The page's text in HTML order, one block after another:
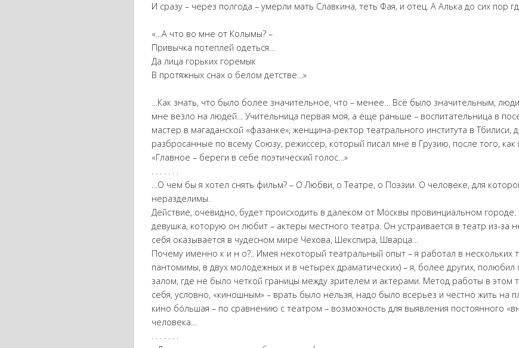
И сразу – через полгода – умерли мать Славкина, тёть Фая, и отец. А Алька до сих пор
«…А что во мне от Колымы? –
Привычка потеплей одеться…
Да лица горьких горемык
В протяжных снах о белом детстве…»
…Как знать, что было более значительное, что – менее… Всё было значительным,
мне везло на людей… Учительница первая моя, а еще раньше – воспитательница в
мастер в магаданской «фазанке», женщина-ректор театрального института в Тбилиси,
разбросанные по всему Союзу, режиссер, который писал мне в Грузию, после того, как
«Главное – береги в себе поэтический голос…»
. . . . . . .
…О чем бы я хотел снять фильм? – О Любви, о Театре, о Поэзии. О человеке, для
неразделимы.
Действие, очевидно, будет происходить в далеком от Москвы провинциальном
девушка, которую он любит – актеры местного театра. Он устраивается в театр из-за
себя оказывается в чудесном мире Чехова, Шекспира, Шварца…
Почему именно к и н о?.. Имея некоторый театральный опыт – я работал в нескольких
пантомимы, в двух молодежных и в четырех драматических) – я, более других, полюбил
залом, где не было четкой границы между зрителем и актерами. Метод работы в этом
себя, условно, «киношным» – врать было нельзя, надо было всерьез и честно жить на
кино бóльшая – по сравнению с театром – возможность для выявления постоянного
человека…
. . . . . . .